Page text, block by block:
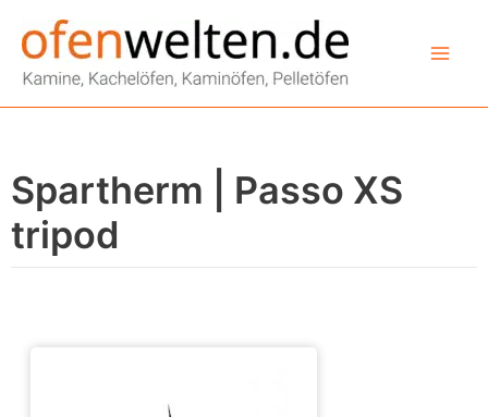
Inhalt
springen
Spartherm | Passo XS
tripod